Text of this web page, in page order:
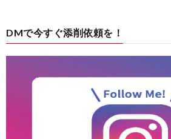
DMで今すぐ添削依頼を！